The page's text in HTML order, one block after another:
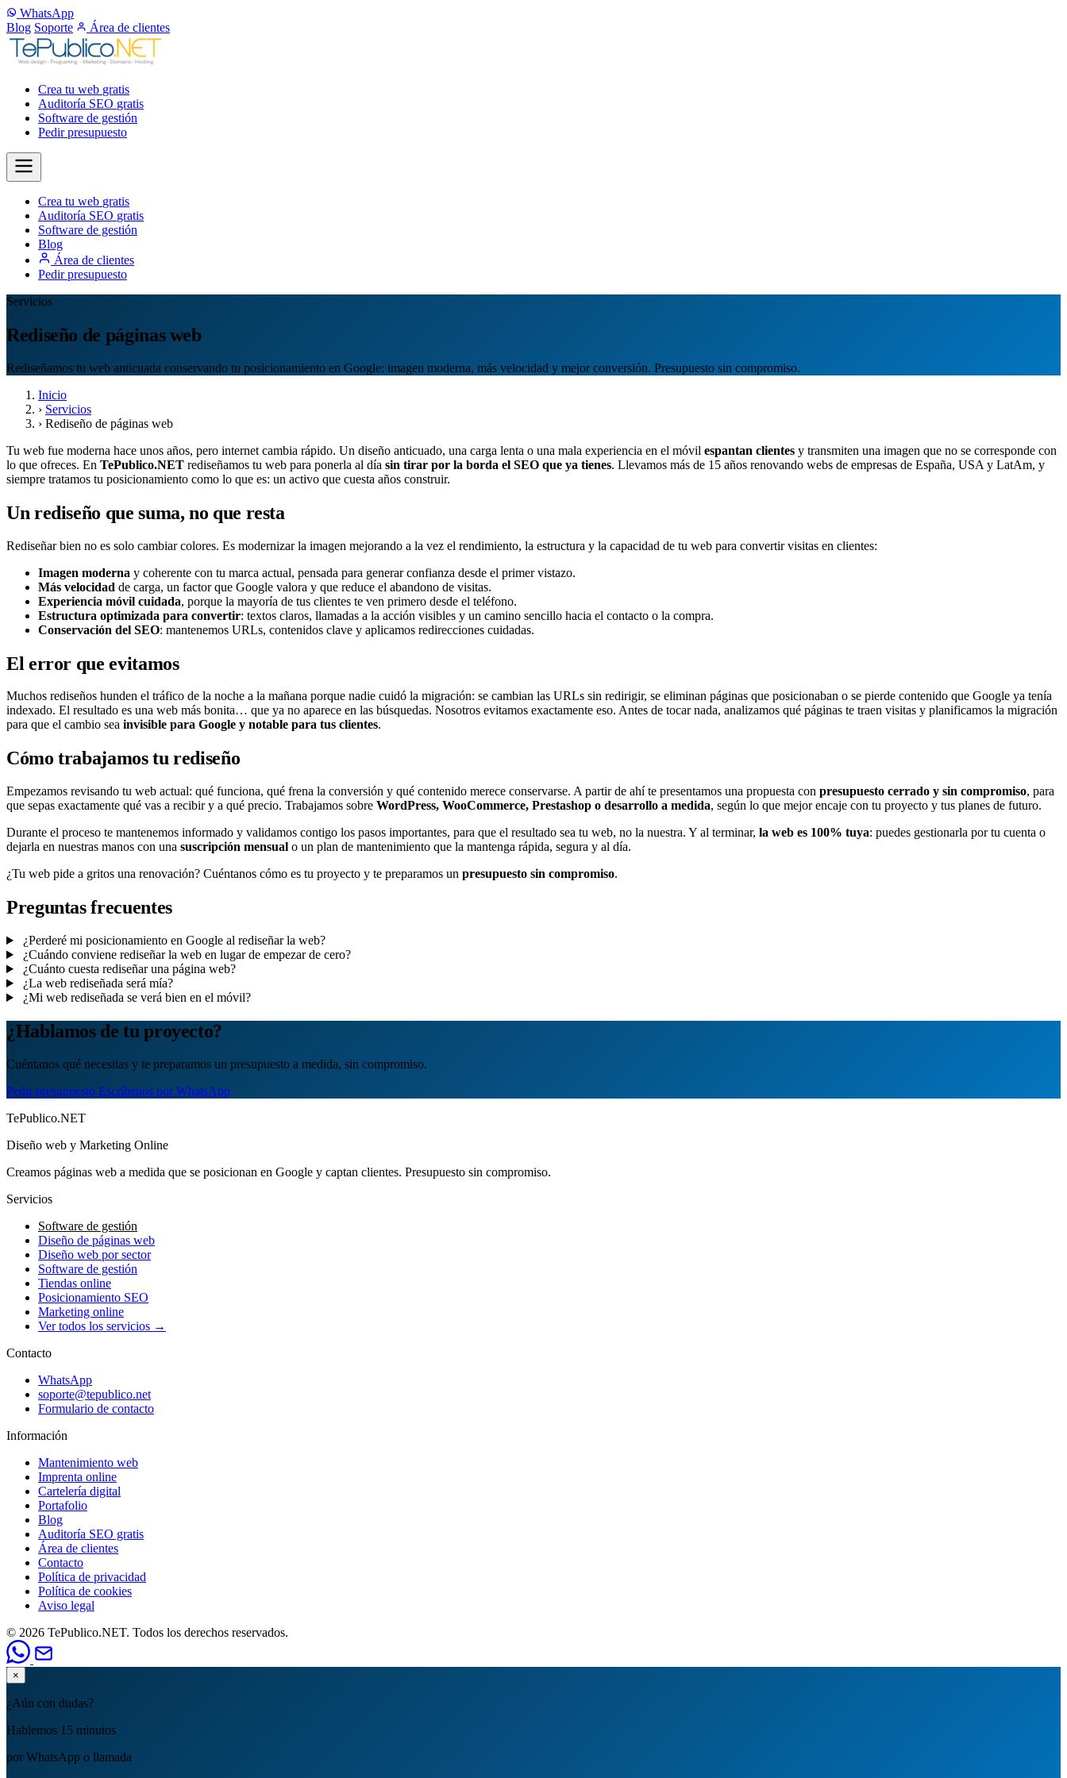
WhatsApp
Blog Soporte Área de clientes
Crea tu web gratis
Auditoría SEO gratis
Software de gestión
Pedir presupuesto
Crea tu web gratis
Auditoría SEO gratis
Software de gestión
Blog
Área de clientes
Pedir presupuesto
Servicios
Rediseño de páginas web
Rediseñamos tu web anticuada conservando tu posicionamiento en Google: imagen moderna, más velocidad y mejor conversión. Presupuesto sin compromiso.
Inicio
› Servicios
› Rediseño de páginas web
Tu web fue moderna hace unos años, pero internet cambia rápido. Un diseño anticuado, una carga lenta o una mala experiencia en el móvil espantan clientes y transmiten una imagen que no se corresponde con
lo que ofreces. En TePublico.NET rediseñamos tu web para ponerla al día sin tirar por la borda el SEO que ya tienes. Llevamos más de 15 años renovando webs de empresas de España, USA y LatAm, y
siempre tratamos tu posicionamiento como lo que es: un activo que cuesta años construir.
Un rediseño que suma, no que resta
Rediseñar bien no es solo cambiar colores. Es modernizar la imagen mejorando a la vez el rendimiento, la estructura y la capacidad de tu web para convertir visitas en clientes:
Imagen moderna y coherente con tu marca actual, pensada para generar confianza desde el primer vistazo.
Más velocidad de carga, un factor que Google valora y que reduce el abandono de visitas.
Experiencia móvil cuidada, porque la mayoría de tus clientes te ven primero desde el teléfono.
Estructura optimizada para convertir: textos claros, llamadas a la acción visibles y un camino sencillo hacia el contacto o la compra.
Conservación del SEO: mantenemos URLs, contenidos clave y aplicamos redirecciones cuidadas.
El error que evitamos
Muchos rediseños hunden el tráfico de la noche a la mañana porque nadie cuidó la migración: se cambian las URLs sin redirigir, se eliminan páginas que posicionaban o se pierde contenido que Google ya tenía
indexado. El resultado es una web más bonita… que ya no aparece en las búsquedas. Nosotros evitamos exactamente eso. Antes de tocar nada, analizamos qué páginas te traen visitas y planificamos la migración
para que el cambio sea invisible para Google y notable para tus clientes.
Cómo trabajamos tu rediseño
Empezamos revisando tu web actual: qué funciona, qué frena la conversión y qué contenido merece conservarse. A partir de ahí te presentamos una propuesta con presupuesto cerrado y sin compromiso, para
que sepas exactamente qué vas a recibir y a qué precio. Trabajamos sobre WordPress, WooCommerce, Prestashop o desarrollo a medida, según lo que mejor encaje con tu proyecto y tus planes de futuro.
Durante el proceso te mantenemos informado y validamos contigo los pasos importantes, para que el resultado sea tu web, no la nuestra. Y al terminar, la web es 100% tuya: puedes gestionarla por tu cuenta o
dejarla en nuestras manos con una suscripción mensual o un plan de mantenimiento que la mantenga rápida, segura y al día.
¿Tu web pide a gritos una renovación? Cuéntanos cómo es tu proyecto y te preparamos un presupuesto sin compromiso.
Preguntas frecuentes
¿Perderé mi posicionamiento en Google al rediseñar la web?
¿Cuándo conviene rediseñar la web en lugar de empezar de cero?
¿Cuánto cuesta rediseñar una página web?
¿La web rediseñada será mía?
¿Mi web rediseñada se verá bien en el móvil?
¿Hablamos de tu proyecto?
Cuéntanos qué necesitas y te preparamos un presupuesto a medida, sin compromiso.
Pedir presupuesto Escríbenos por WhatsApp
TePublico.NET
Diseño web y Marketing Online
Creamos páginas web a medida que se posicionan en Google y captan clientes. Presupuesto sin compromiso.
Servicios
Software de gestión
Diseño de páginas web
Diseño web por sector
Software de gestión
Tiendas online
Posicionamiento SEO
Marketing online
Ver todos los servicios →
Contacto
WhatsApp
soporte@tepublico.net
Formulario de contacto
Información
Mantenimiento web
Imprenta online
Cartelería digital
Portafolio
Blog
Auditoría SEO gratis
Área de clientes
Contacto
Política de privacidad
Política de cookies
Aviso legal
© 2026 TePublico.NET. Todos los derechos reservados.
×
¿Aún con dudas?
Hablemos 15 minutos
por WhatsApp o llamada